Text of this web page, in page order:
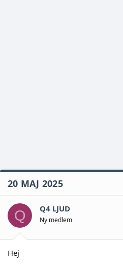
20 MAJ 2025
Q Q4 LJUD
Ny medlem
Hej